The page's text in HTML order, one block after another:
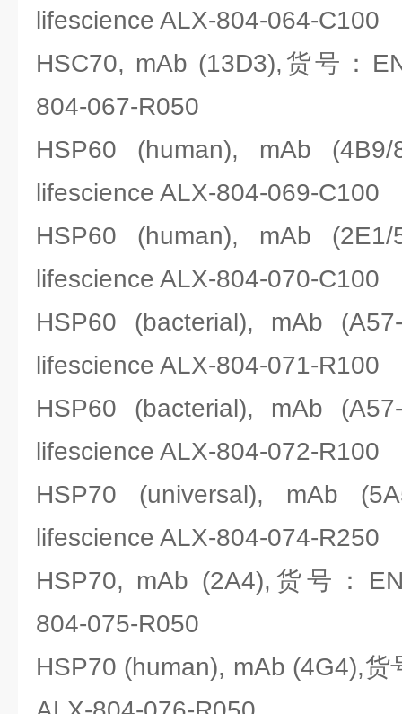
lifescience ALX-804-064-C100
HSC70, mAb (13D3),货号：
804-067-R050
HSP60 (human), mAb
lifescience ALX-804-069-C100
HSP60 (human), mAb
lifescience ALX-804-070-C100
HSP60 (bacterial), mAb
lifescience ALX-804-071-R100
HSP60 (bacterial), mAb
lifescience ALX-804-072-R100
HSP70 (universal), mAb
lifescience ALX-804-074-R250
HSP70, mAb (2A4),货号：
804-075-R050
HSP70 (human), mAb (4G4),货